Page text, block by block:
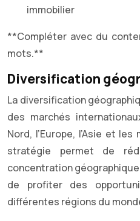
immobilier
**Compléter avec du
mots.**
Diversification
La diversification
des marchés
Nord, l’Europe, l’Asie et
stratégie permet de
concentration
de profiter des
différentes régions du